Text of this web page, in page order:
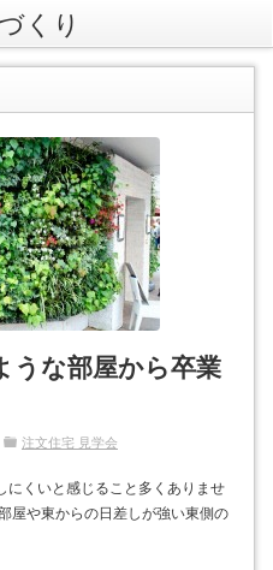
くり
うな部屋から卒業
注文住宅 見学会
にくいと感じること多くありませ
屋や東からの日差しが強い東側の